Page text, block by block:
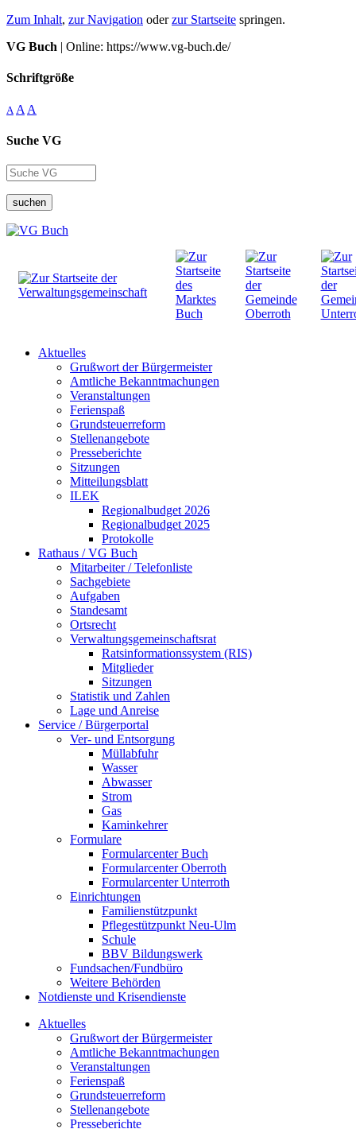
Zum Inhalt, zur Navigation oderzur Startseite springen.
VG Buch | Online: https://www.vg-buch.de/
Schriftgröße
A A A
Suche VG
suchen
Aktuelles
Grußwort der Bürgermeister
Amtliche Bekanntmachungen
Veranstaltungen
Ferienspaß
Grundsteuerreform
Stellenangebote
Presseberichte
Sitzungen
Mitteilungsblatt
ILEK
Regionalbudget 2026
Regionalbudget 2025
Protokolle
Rathaus / VG Buch
Mitarbeiter / Telefonliste
Sachgebiete
Aufgaben
Standesamt
Ortsrecht
Verwaltungsgemeinschaftsrat
Ratsinformationssystem (RIS)
Mitglieder
Sitzungen
Statistik und Zahlen
Lage und Anreise
Service / Bürgerportal
Ver- und Entsorgung
Müllabfuhr
Wasser
Abwasser
Strom
Gas
Kaminkehrer
Formulare
Formularcenter Buch
Formularcenter Oberroth
Formularcenter Unterroth
Einrichtungen
Familienstützpunkt
Pflegestützpunkt Neu-Ulm
Schule
BBV Bildungswerk
Fundsachen/Fundbüro
Weitere Behörden
Notdienste und Krisendienste
Aktuelles
Grußwort der Bürgermeister
Amtliche Bekanntmachungen
Veranstaltungen
Ferienspaß
Grundsteuerreform
Stellenangebote
Presseberichte